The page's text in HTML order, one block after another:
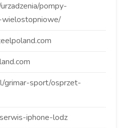
pompy-
grimar-sport/osprzet-
iphone-lodz